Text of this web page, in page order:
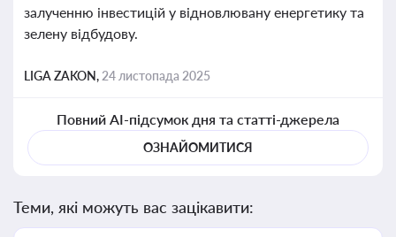
залученню інвестицій у відновлювану енергетику та
зелену відбудову.
LIGA ZAKON, 24 листопада 2025
Повний AI-підсумок дня та статті-джерела
ОЗНАЙОМИТИСЯ
Теми, які можуть вас зацікавити: